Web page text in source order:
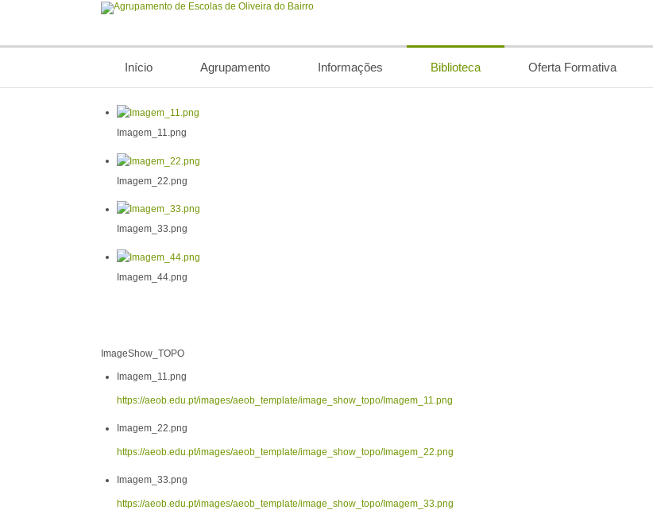
Início Agrupamento Informações Biblioteca Oferta Formativa
Imagem_11.png
Imagem_22.png
Imagem_33.png
Imagem_44.png
ImageShow_TOPO
Imagem_11.png
https://aeob.edu.pt/images/aeob_template/image_show_topo/Imagem_11.png
Imagem_22.png
https://aeob.edu.pt/images/aeob_template/image_show_topo/Imagem_22.png
Imagem_33.png
https://aeob.edu.pt/images/aeob_template/image_show_topo/Imagem_33.png